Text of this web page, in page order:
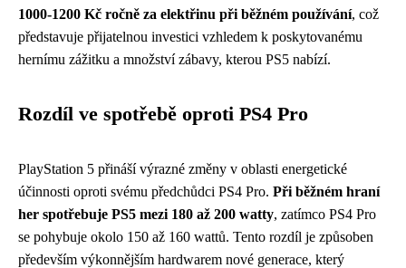
1000-1200 Kč ročně za elektřinu při běžném používání, což
představuje přijatelnou investici vzhledem k poskytovanému
hernímu zážitku a množství zábavy, kterou PS5 nabízí.
Rozdíl ve spotřebě oproti PS4 Pro
PlayStation 5 přináší výrazné změny v oblasti energetické
účinnosti oproti svému předchůdci PS4 Pro. Při běžném hraní
her spotřebuje PS5 mezi 180 až 200 watty, zatímco PS4 Pro
se pohybuje okolo 150 až 160 wattů. Tento rozdíl je způsoben
především výkonnějším hardwarem nové generace, který